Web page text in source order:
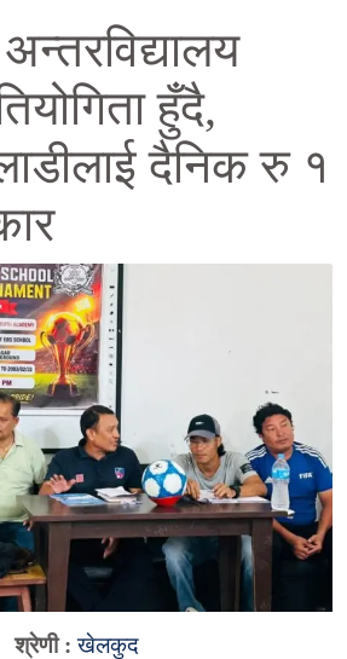
हुँदै,
दैनिक रु १
श्रेणी :खेलकुद